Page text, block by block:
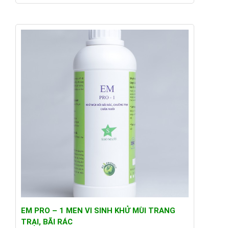
EM PRO – 1 MEN VI SINH KHỬ MÙI TRANG
TRẠI, BÃI RÁC